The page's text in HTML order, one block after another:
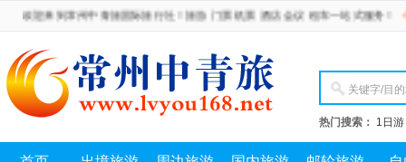
来到常州中青旅国际旅行社！旅游 门票 机票 酒店 会议 租车一站式服务！今天是
热门搜索： 1日游